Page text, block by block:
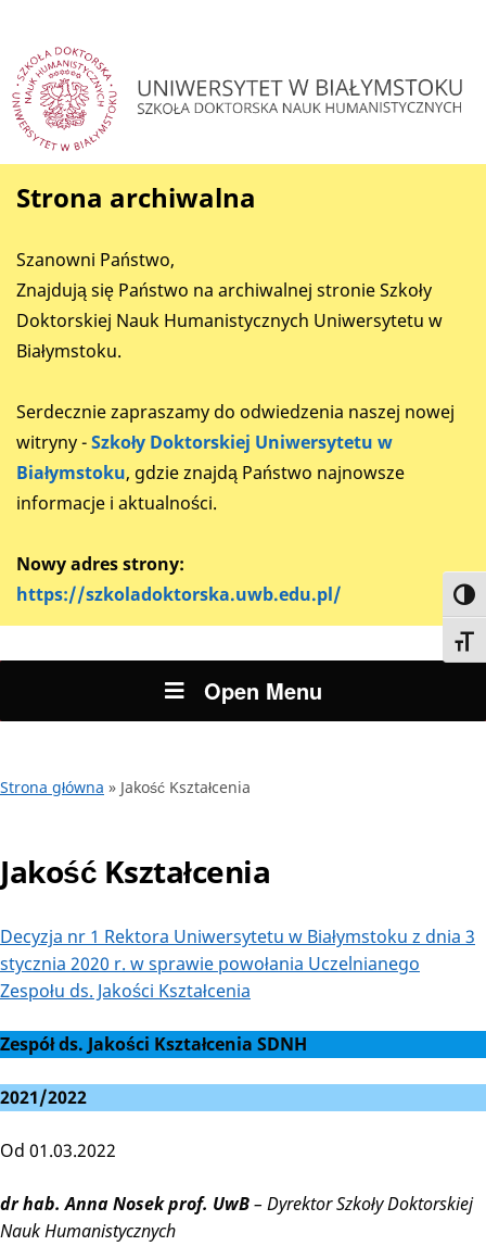
Strona archiwalna
Szanowni Państwo,
Znajdują się Państwo na archiwalnej stronie Szkoły
Doktorskiej Nauk Humanistycznych Uniwersytetu w
Białymstoku.
Serdecznie zapraszamy do odwiedzenia naszej nowej
witryny -Szkoły Doktorskiej Uniwersytetu w
Białymstoku, gdzie znajdą Państwo najnowsze
informacje i aktualności.
Nowy adres strony:
https://szkoladoktorska.uwb.edu.pl/
Open Menu
Strona główna » Jakość Kształcenia
Jakość Kształcenia
Decyzja nr 1 Rektora Uniwersytetu w Białymstoku z dnia 3
stycznia 2020 r. w sprawie powołania Uczelnianego
Zespołu ds. Jakości Kształcenia
Zespół ds. Jakości Kształcenia SDNH
2021/2022
Od 01.03.2022
dr hab. Anna Nosek prof. UwB– Dyrektor Szkoły Doktorskiej
Nauk Humanistycznych